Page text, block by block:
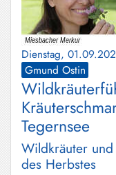
Dienstag,
Gmund Ostin
Tegernsee
Wildkräuter
des Herbstes